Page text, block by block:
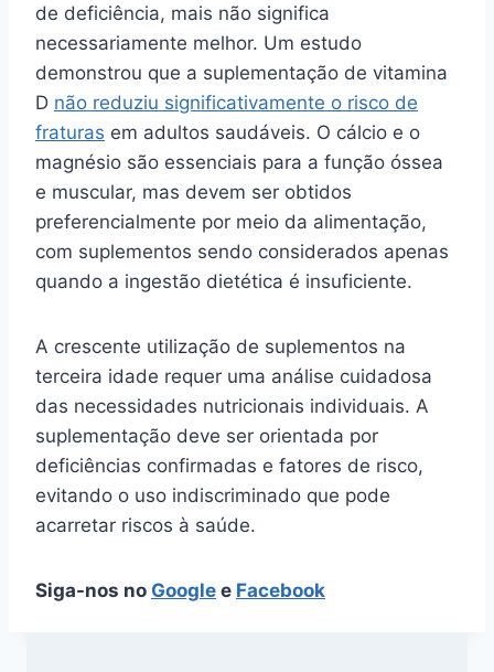
de deficiência, mais não significa
necessariamente melhor. Um estudo
demonstrou que a suplementação de vitamina
D não reduziu significativamente o risco de
fraturas em adultos saudáveis. O cálcio e o
magnésio são essenciais para a função óssea
e muscular, mas devem ser obtidos
preferencialmente por meio da alimentação,
com suplementos sendo considerados apenas
quando a ingestão dietética é insuficiente.
A crescente utilização de suplementos na
terceira idade requer uma análise cuidadosa
das necessidades nutricionais individuais. A
suplementação deve ser orientada por
deficiências confirmadas e fatores de risco,
evitando o uso indiscriminado que pode
acarretar riscos à saúde.
Siga-nos no Google e Facebook